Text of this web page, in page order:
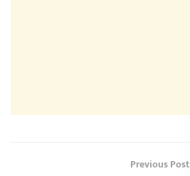
Previous Post